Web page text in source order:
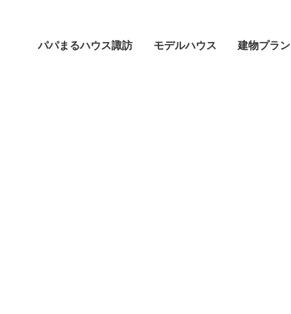
パパまるハウス諏訪 モデルハウス 建物プラン